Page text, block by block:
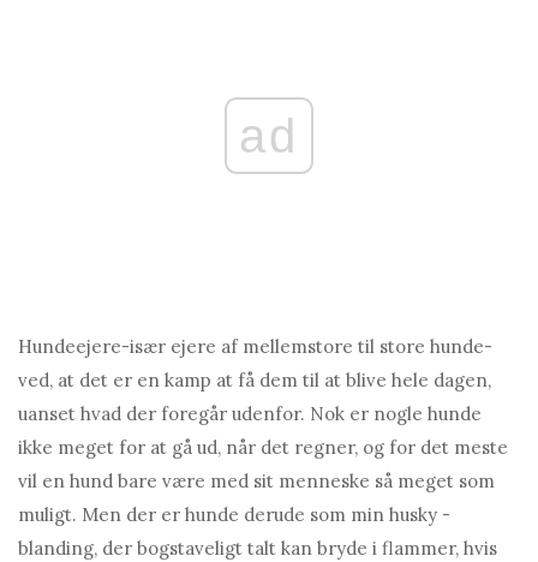
ad
Hundeejere-især ejere af mellemstore til store hunde-
ved, at det er en kamp at få dem til at blive hele dagen,
uanset hvad der foregår udenfor. Nok er nogle hunde
ikke meget for at gå ud, når det regner, og for det meste
vil en hund bare være med sit menneske så meget som
muligt. Men der er hunde derude som min husky -
blanding, der bogstaveligt talt kan bryde i flammer, hvis